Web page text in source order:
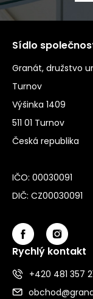
Sídlo
Granát, družstvo
Turnov
Výšinka 1409
511 01 Turnov
Česká republika
IČO: 00030091
DIČ: CZ00030091
Rychlý kontakt
+420 481 357